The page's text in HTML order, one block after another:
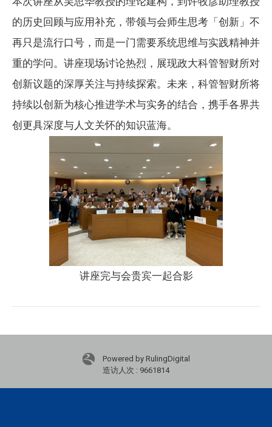
的历史回顾与应用补充，带领与会师生思考「创新」不
再只是流行口号，而是一门需要系统思维与实践精神并
重的学问。讲座现场讨论热烈，展现政大科管智财所对
创新议题的深厚关注与持续探索。未来，科管智财所将
持续以创新为核心推进学术与实务的结合，携手各界共
创更具深度与人文关怀的知识蓝海。
讲座完与会贵宾一起合影
Powered by RulingDigital
造访人次 : 9661814